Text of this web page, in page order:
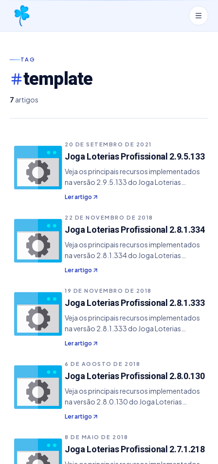
TAG
template
7 artigos
20 DE SETEMBRO DE 2021
Joga Loterias Profissional 2.9.5.133
Veja os principais recursos implementados
na versão 2.9.5.133 do Joga Loterias
Profissional. - Resolvido bug de dupla opção
de Fechamentos no menu de importação de
módulos - Inclusão do template da Lotofácil
da versão 05/2020.
Ler artigo
22 DE NOVEMBRO DE 2018
Joga Loterias Profissional 2.8.1.334
Veja os principais recursos implementados
na versão 2.8.1.334 do Joga Loterias
Profissional. - Adicionado novo template de
impressão para Mega Sena da Virada -
Resolvido o bug que não copiava para área
de transferência as dezenas selecionadas em
alguns módulos das estatísticas.
Ler artigo
19 DE NOVEMBRO DE 2018
Joga Loterias Profissional 2.8.1.333
Veja os principais recursos implementados
na versão 2.8.1.333 do Joga Loterias
Profissional. - Adicionado novo template de
impressão para Dupla Sena - Resolvido o bug
na impressão no jogo da Dupla Sena que não
habilitava o campo de cotas.
Ler artigo
6 DE AGOSTO DE 2018
Joga Loterias Profissional 2.8.0.130
Veja os principais recursos implementados
na versão 2.8.0.130 do Joga Loterias
Profissional. - Incluído link de renovação de
licença diretamente pelo sistema - Incluído
dois novos templates de impressão para a
Lotofácil da Independência - Resolvido bug
que não carregava as cores dos filtros
Ler artigo
8 DE MAIO DE 2018
Joga Loterias Profissional 2.7.1.218